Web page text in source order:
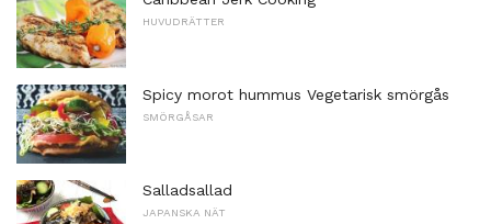
HUVUDRÄTTER
Spicy morot hummus Vegetarisk smörgås
SMÖRGÅSAR
Salladsallad
JAPANSKA NÄT